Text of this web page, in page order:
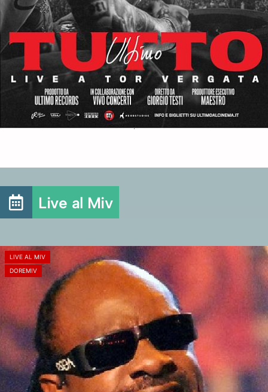
Live al Miv
LIVE AL MIV
DOREMIV